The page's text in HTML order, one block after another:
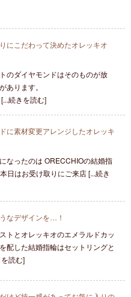
にこだわって決めたオレッキオ
のダイヤモンドはそのものが放
あります。
続きを読む]
に素材変更アレンジしたオレッキ
なったのは ORECCHIOの結婚指
日はお受け取りにご来店 [...続き
なデザインを…！
トとオレッキオのエメラルドカッ
配した結婚指輪はセットリングと
読む]